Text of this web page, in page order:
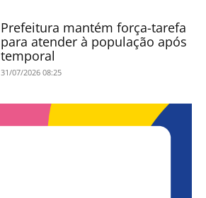
Prefeitura mantém força-tarefa
para atender à população após
temporal
31/07/2026 08:25